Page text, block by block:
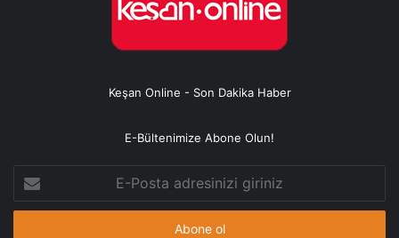
Keşan Online - Son Dakika Haber
E-Bültenimize Abone Olun!
Posta
adresinizi